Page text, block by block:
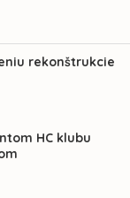
rekonštrukcie
HC klubu